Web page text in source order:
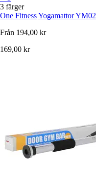
3 färger
One FitnessYogamattor YM02
Från 194,00 kr
169,00 kr